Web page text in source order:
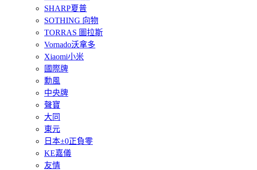
SHARP夏普
SOTHING 向物
TORRAS 圖拉斯
Vornado沃拿多
Xiaomi小米
國際牌
勳風
中央牌
聲寶
大同
東元
日本±0正負零
KE嘉儀
友情